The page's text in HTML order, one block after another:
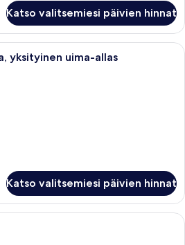
Katso valitsemiesi päivien hinnat
Yksityinen uima-allasalue, jossa on
yksityinen uima-allas
Katso valitsemiesi päivien hinnat